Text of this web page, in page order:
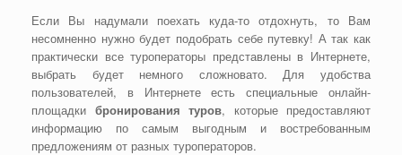
Если Вы надумали поехать куда-то отдохнуть, то Вам
несомненно нужно будет подобрать себе путевку! А так как
практически все туроператоры представлены в Интернете,
выбрать будет немного сложновато. Для удобства
пользователей, в Интернете есть специальные онлайн-
площадки бронирования туров, которые предоставляют
информацию по самым выгодным и востребованным
предложениям от разных туроператоров.